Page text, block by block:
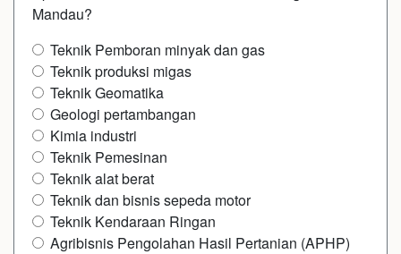
Mandau?
Teknik Pemboran minyak dan gas
Teknik produksi migas
Teknik Geomatika
Geologi pertambangan
Kimia industri
Teknik Pemesinan
Teknik alat berat
Teknik dan bisnis sepeda motor
Teknik Kendaraan Ringan
Agribisnis Pengolahan Hasil Pertanian (APHP)